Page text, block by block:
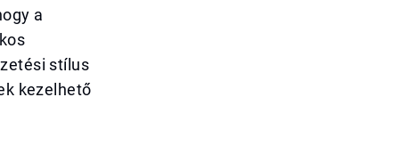
a
stílus
kezelhető